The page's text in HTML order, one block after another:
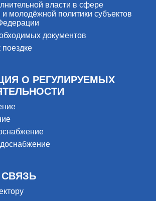
власти в сфере
молодёжной политики субъектов
документов
поездке
О РЕГУЛИРУЕМЫХ